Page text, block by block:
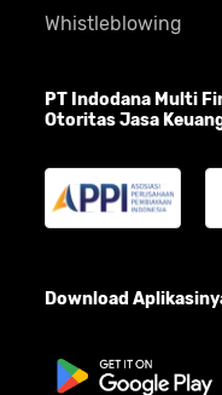
Whistleblowing
PT Indodana Multi
Otoritas Jasa
Download